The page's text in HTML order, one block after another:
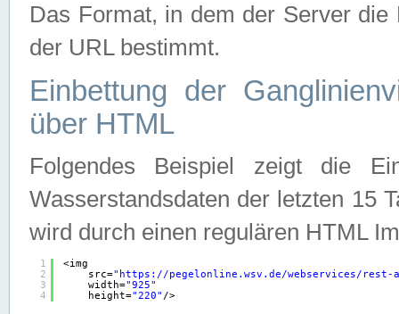
Das Format, in dem der Server
der URL bestimmt.
Einbettung der
über HTML
Folgendes Beispiel zeigt die
Wasserstandsdaten der letzten 15
wird durch einen regulären HTML
1
2
3
4
<img
src=" https://pegelonline.wsv.de/webservices/rest-
width="925"
height="220" />